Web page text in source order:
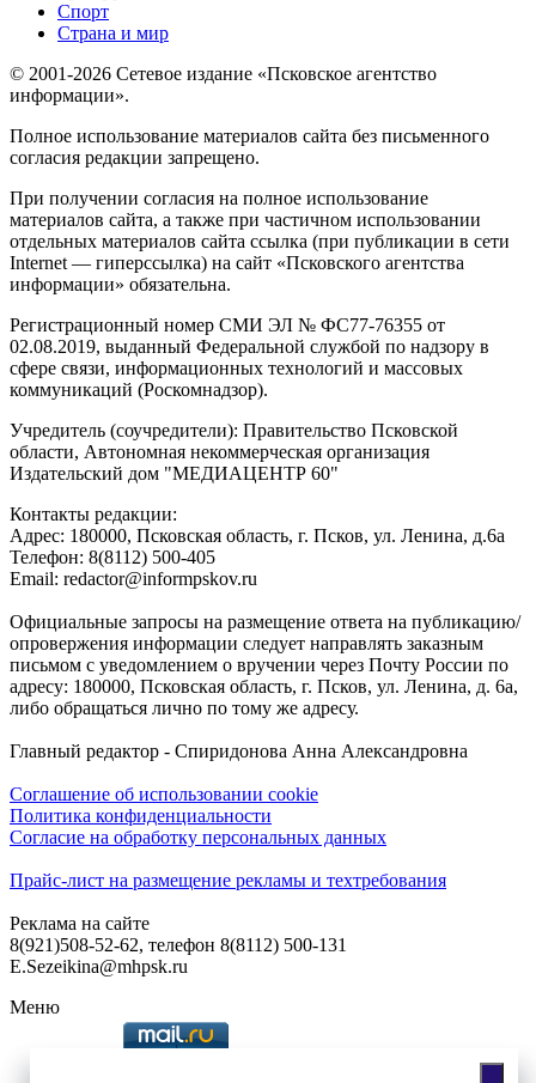
Спорт
Страна и мир
© 2001-2026 Сетевое издание «Псковское агентство
информации».
Полное использование материалов сайта без письменного
согласия редакции запрещено.
При получении согласия на полное использование
материалов сайта, а также при частичном использовании
отдельных материалов сайта ссылка (при публикации в сети
Internet — гиперссылка) на сайт «Псковского агентства
информации» обязательна.
Регистрационный номер СМИ ЭЛ № ФС77-76355 от
02.08.2019, выданный Федеральной службой по надзору в
сфере связи, информационных технологий и массовых
коммуникаций (Роскомнадзор).
Учредитель (соучредители): Правительство Псковской
области, Автономная некоммерческая организация
Издательский дом "МЕДИАЦЕНТР 60"
Контакты редакции:
Адреc: 180000, Псковская область, г. Псков, ул. Ленина, д.6а
Телефон: 8(8112) 500-405
Email: redactor@informpskov.ru
Официальные запросы на размещение ответа на публикацию/
опровержения информации следует направлять заказным
письмом с уведомлением о вручении через Почту России по
адресу: 180000, Псковская область, г. Псков, ул. Ленина, д. 6а,
либо обращаться лично по тому же адресу.
Главный редактор - Спиридонова Анна Александровна
Соглашение об использовании cookie
Политика конфиденциальности
Согласие на обработку персональных данных
Прайс-лист на размещение рекламы и техтребования
Реклама на сайте
8(921)508-52-62, телефон 8(8112) 500-131
E.Sezeikina@mhpsk.ru
Меню